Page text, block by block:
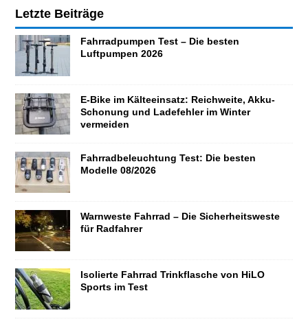
Letzte Beiträge
Fahrradpumpen Test – Die besten
Luftpumpen 2026
E-Bike im Kälteeinsatz: Reichweite, Akku-
Schonung und Ladefehler im Winter
vermeiden
Fahrradbeleuchtung Test: Die besten
Modelle 08/2026
Warnweste Fahrrad – Die Sicherheitsweste
für Radfahrer
Isolierte Fahrrad Trinkflasche von HiLO
Sports im Test